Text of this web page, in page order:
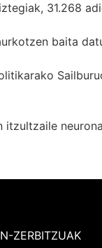
31.268
baita
itzultzaile
ZERBITZUAK